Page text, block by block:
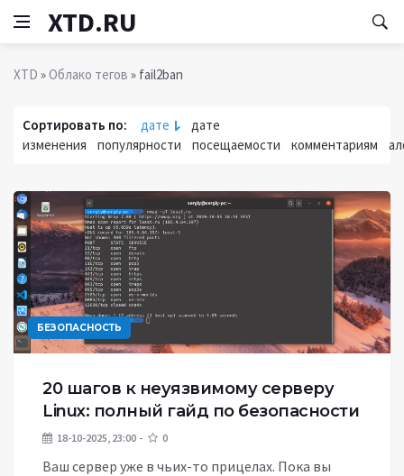
XTD.RU
XTD »Облако тегов » fail2ban
Сортировать по: дате
дате
изменения
популярности посещаемости комментариям
БЕЗОПАСНОСТЬ
20 шагов к неуязвимому серверу
Linux: полный гайд по безопасности
18-10-2025, 23:00 0
Ваш сервер уже в чьих-то прицелах. Пока вы